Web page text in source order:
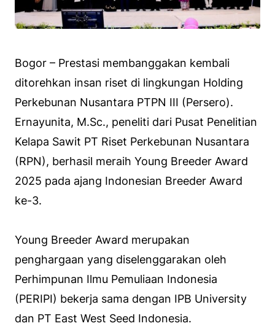
Bogor – Prestasi membanggakan kembali
ditorehkan insan riset di lingkungan Holding
Perkebunan Nusantara PTPN III (Persero).
Ernayunita, M.Sc., peneliti dari Pusat Penelitian
Kelapa Sawit PT Riset Perkebunan Nusantara
(RPN), berhasil meraih Young Breeder Award
2025 pada ajang Indonesian Breeder Award
ke-3.
Young Breeder Award merupakan
penghargaan yang diselenggarakan oleh
Perhimpunan Ilmu Pemuliaan Indonesia
(PERIPI) bekerja sama dengan IPB University
dan PT East West Seed Indonesia.